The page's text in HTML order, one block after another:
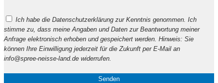
lasse
Feld
leer.
Ich habe die Datenschutzerklärung zur Kenntnis genommen. Ich
stimme zu, dass meine Angaben und Daten zur Beantwortung meiner
Anfrage elektronisch erhoben und gespeichert werden. Hinweis: Sie
können Ihre Einwilligung jederzeit für die Zukunft per E-Mail an
info@spree-neisse-land.de widerrufen.